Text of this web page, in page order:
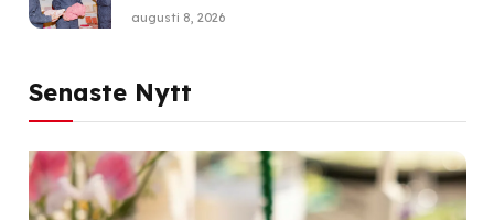
augusti 8, 2026
Senaste Nytt